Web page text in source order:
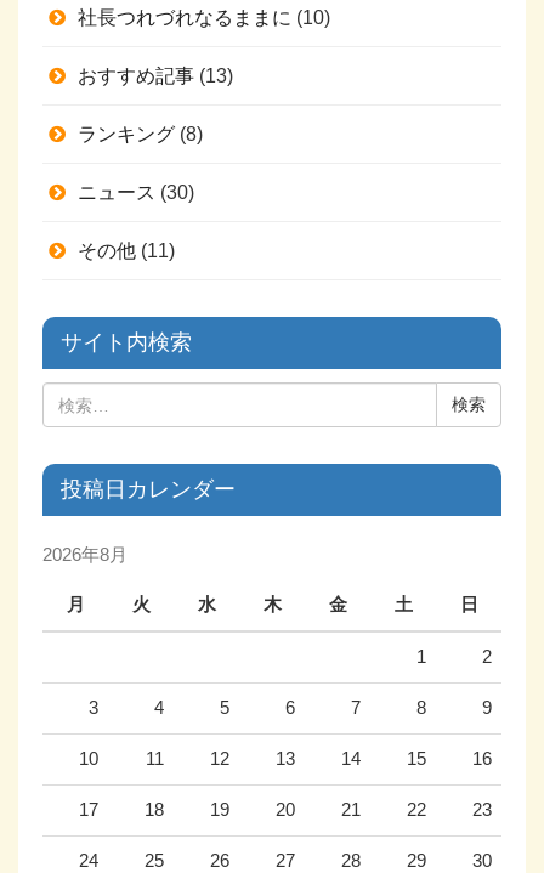
社長つれづれなるままに (10)
おすすめ記事 (13)
ランキング (8)
ニュース (30)
その他 (11)
サイト内検索
投稿日カレンダー
2026年8月
月 火 水 木 金 土 日
1 2
3 4 5 6 7 8 9
10 11 12 13 14 15 16
17 18 19 20 21 22 23
24 25 26 27 28 29 30